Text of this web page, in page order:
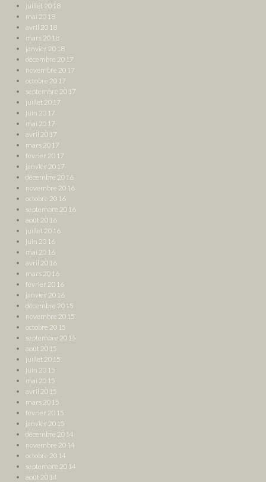
juillet 2018
mai 2018
avril 2018
mars 2018
janvier 2018
décembre 2017
novembre 2017
octobre 2017
septembre 2017
juillet 2017
juin 2017
mai 2017
avril 2017
mars 2017
février 2017
janvier 2017
décembre 2016
novembre 2016
octobre 2016
septembre 2016
août 2016
juillet 2016
juin 2016
mai 2016
avril 2016
mars 2016
février 2016
janvier 2016
décembre 2015
novembre 2015
octobre 2015
septembre 2015
août 2015
juillet 2015
juin 2015
mai 2015
avril 2015
mars 2015
février 2015
janvier 2015
décembre 2014
novembre 2014
octobre 2014
septembre 2014
août 2014